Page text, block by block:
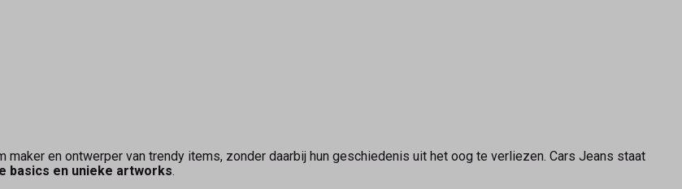
maker en ontwerper van trendy items, zonder daarbij hun geschiedenis uit het oog te verliezen. Cars Jeans staat
basics en unieke artworks.